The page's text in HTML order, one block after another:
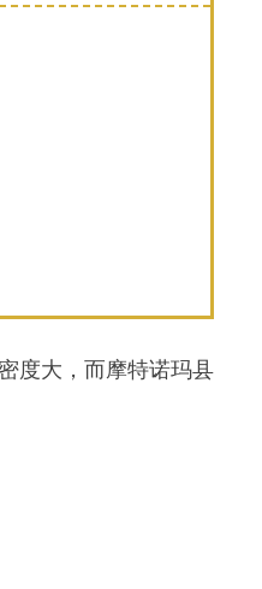
度大，而摩特诺玛县